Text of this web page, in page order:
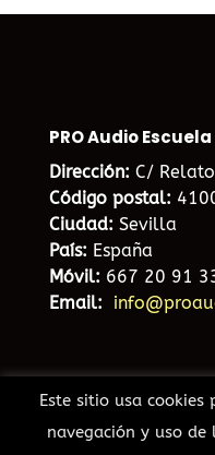
PRO Audio Escuela
Dirección: C/
Código postal:
Ciudad: Sevilla
País: España
Móvil: 667 20 91
Email:
Este sitio usa
navegación y uso de